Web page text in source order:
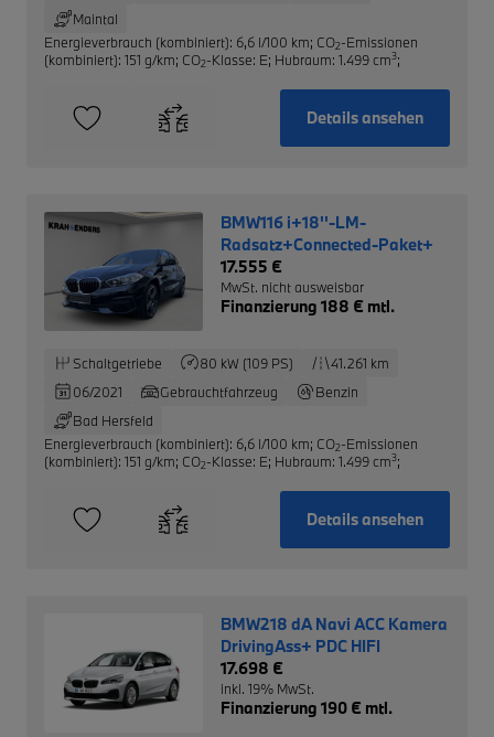
Maintal
Energieverbrauch (kombiniert): 6,6 l/100 km; CO2-Emissionen
(kombiniert): 151 g/km; CO2-Klasse: E; Hubraum: 1.499 cm3;
Details ansehen
BMW116 i+18''-LM-
Radsatz+Connected-Paket+
17.555 €
MwSt. nicht ausweisbar
Finanzierung 188 € mtl.
Schaltgetriebe 80 kW (109 PS)
41.261 km
06/2021
Gebrauchtfahrzeug
Benzin
Bad Hersfeld
Energieverbrauch (kombiniert): 6,6 l/100 km; CO2-Emissionen
(kombiniert): 151 g/km; CO2-Klasse: E; Hubraum: 1.499 cm3;
Details ansehen
BMW218 dA Navi ACC Kamera
DrivingAss+ PDC HIFI
17.698 €
inkl. 19% MwSt.
Finanzierung 190 € mtl.